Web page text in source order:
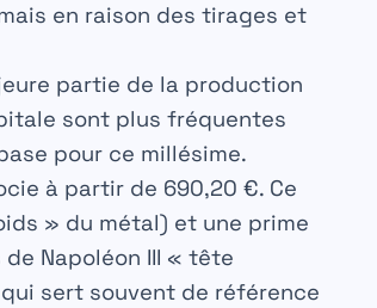
en raison des tirages et
partie de la production
sont plus fréquentes
pour ce millésime.
à partir de 690,20 €. Ce
» du métal) et une prime
Napoléon III « tête
sert souvent de référence